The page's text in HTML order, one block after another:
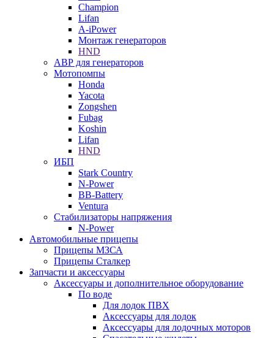
Champion
Lifan
A-iPower
Монтаж генераторов
HND
АВР для генераторов
Мотопомпы
Honda
Yacota
Zongshen
Fubag
Koshin
Lifan
HND
ИБП
Stark Country
N-Power
BB-Battery
Ventura
Стабилизаторы напряжения
N-Power
Автомобильные прицепы
Прицепы МЗСА
Прицепы Сталкер
Запчасти и аксессуары
Аксессуары и дополнительное оборудование
По воде
Для лодок ПВХ
Аксессуары для лодок
Аксессуары для лодочных моторов